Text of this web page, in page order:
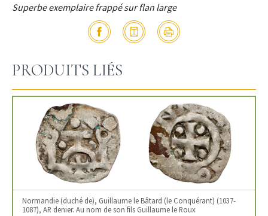
Superbe exemplaire frappé sur flan large
PRODUITS LIÉS
Normandie (duché de), Guillaume le Bâtard (le Conquérant) (1037-
1087), AR denier. Au nom de son fils Guillaume le Roux